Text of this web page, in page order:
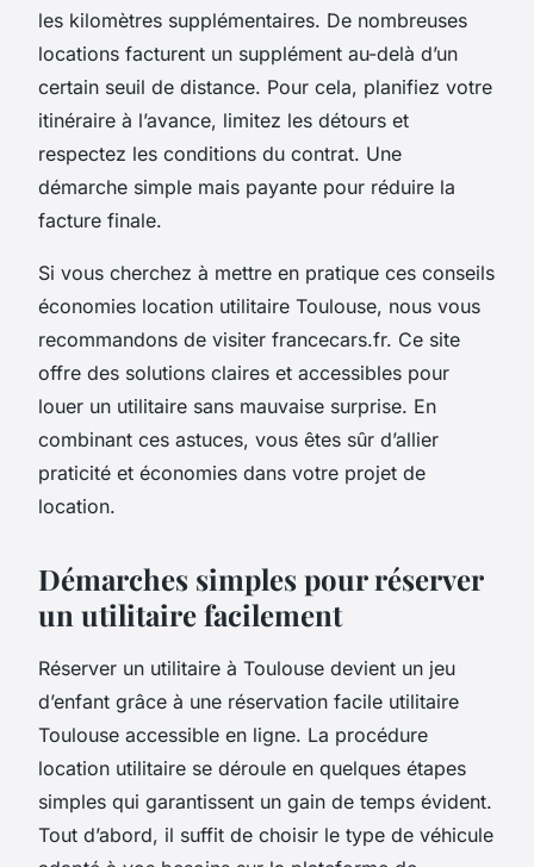
les kilomètres supplémentaires. De nombreuses
locations facturent un supplément au-delà d’un
certain seuil de distance. Pour cela, planifiez votre
itinéraire à l’avance, limitez les détours et
respectez les conditions du contrat. Une
démarche simple mais payante pour réduire la
facture finale.
Si vous cherchez à mettre en pratique ces conseils
économies location utilitaire Toulouse, nous vous
recommandons de visiter francecars.fr. Ce site
offre des solutions claires et accessibles pour
louer un utilitaire sans mauvaise surprise. En
combinant ces astuces, vous êtes sûr d’allier
praticité et économies dans votre projet de
location.
Démarches simples pour réserver
un utilitaire facilement
Réserver un utilitaire à Toulouse devient un jeu
d’enfant grâce à une réservation facile utilitaire
Toulouse accessible en ligne. La procédure
location utilitaire se déroule en quelques étapes
simples qui garantissent un gain de temps évident.
Tout d’abord, il suffit de choisir le type de véhicule